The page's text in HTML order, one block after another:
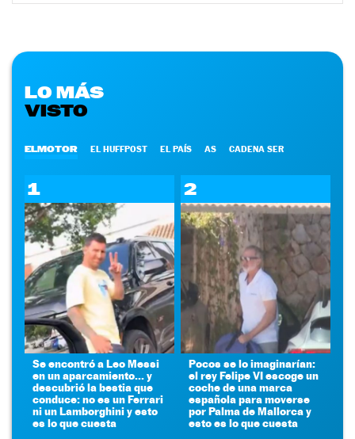
LO MÁS
VISTO
ELMOTOR EL HUFFPOST EL PAÍS AS CADENA SER
1
Se encontró a Leo Messi
en un aparcamiento... y
descubrió la bestia que
conduce: no es un Ferrari
ni un Lamborghini y esto
es lo que cuesta
2
Pocos se lo imaginarían:
el rey Felipe VI escoge un
coche de una marca
española para moverse
por Palma de Mallorca y
esto es lo que cuesta